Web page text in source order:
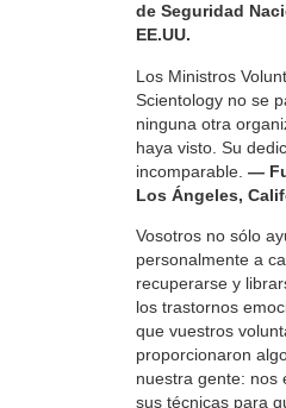
de Seguridad
EE.UU.
Los Ministros
Scientology no se
ninguna otra
haya visto. Su
incomparable. —
Los Ángeles,
Vosotros no sólo
personalmente a
recuperarse y
los trastornos
que vuestros
proporcionaron
nuestra gente: nos
sus técnicas para